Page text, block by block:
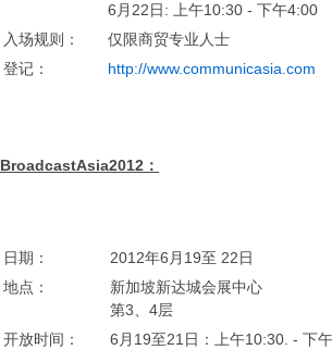
6月22日: 上午10:30 - 下午4:00
入场规则：
仅限商贸专业人士
登记：
http://www.communicasia.com
BroadcastAsia2012 ：
日期：
2012年6月19至 22日
地点：
新加坡新达城会展中心
第3、4层
开放时间：
6月19至21日：上午10:30. - 下午